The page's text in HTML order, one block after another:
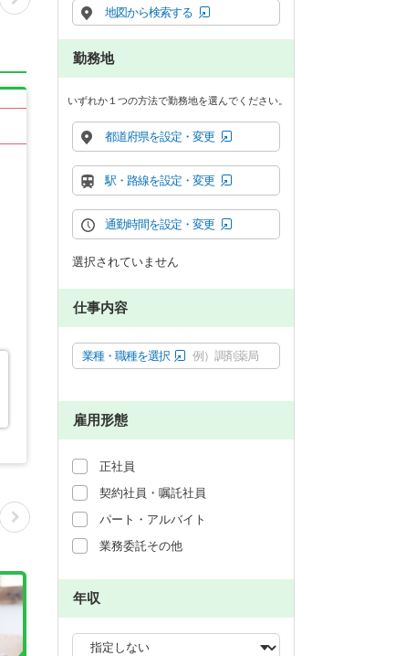
地図から検索する
勤務地
いずれか１つの方法で勤務地を選んでください。
都道府県を設定・変更
駅・路線を設定・変更
通勤時間を設定・変更
選択されていません
仕事内容
業種・職種を選択 例）調剤薬局
雇用形態
正社員
契約社員・嘱託社員
パート・アルバイト
業務委託その他
年収